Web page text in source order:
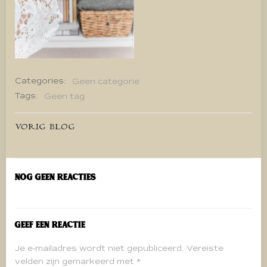
Categories:
Geen categorie
Tags:
Geen tag
Bericht
navigatie
VORIG BLOG
Nog geen reacties
Geef een reactie
Je e-mailadres wordt niet gepubliceerd. Vereiste
velden zijn gemarkeerd met *